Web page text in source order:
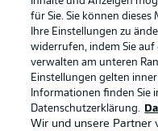
Broadcaster
Jobs
Partner
Liveticker
für Sie. Sie können
Ihre Einstellungen zu
widerrufen, indem Sie
verwalten am unteren
Einstellungen gelten
Informationen finden Sie
Datenschutzerklärung.
Wir und unsere Partner